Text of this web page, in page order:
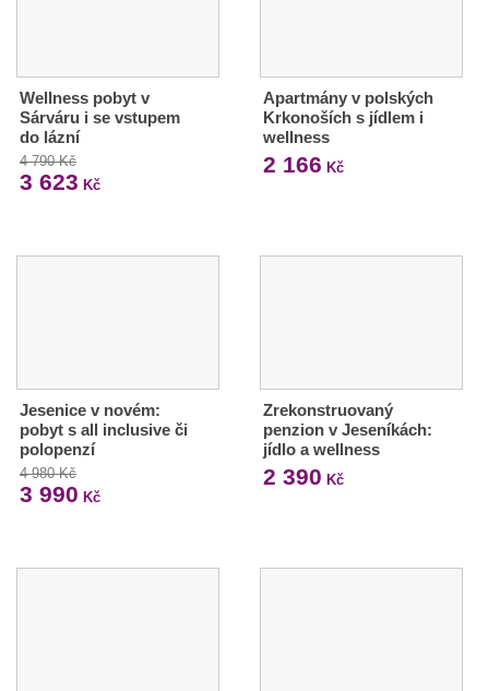
Wellness pobyt v
Sárváru i se vstupem
do lázní
4 790 Kč
3 623 Kč
Apartmány v polských
Krkonoších s jídlem i
wellness
2 166 Kč
Jesenice v novém:
pobyt s all inclusive či
polopenzí
4 980 Kč
3 990 Kč
Zrekonstruovaný
penzion v Jeseníkách:
jídlo a wellness
2 390 Kč